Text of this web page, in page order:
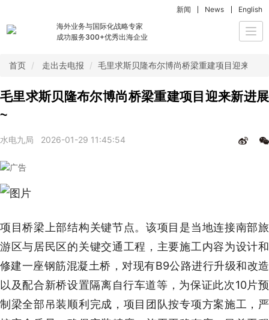
海外业务与国际化战略专家
成功服务300+优秀出海企业
新闻 News English
首页 走出去电报 毛里求斯贝隆布尔博尚桥梁重建项目迎来新进
毛里求斯贝隆布尔博尚桥梁重建项目迎来新进展
~
水电九局 2026-01-29 11:45:54
项目桥梁上部结构关键节点。该项目是当地连接南部旅
游区与居民区的关键交通工程，主要施工内容为设计和
修建一座钢筋混凝土桥，对现有B9公路进行升级和改造
以及配合新桥设置隔离自行车道等，为保证此次10片预
制梁全部吊装顺利完成，项目团队按专项方案施工，严